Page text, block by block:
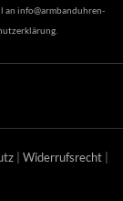
an info@armbanduhren-
| Widerrufsrecht |